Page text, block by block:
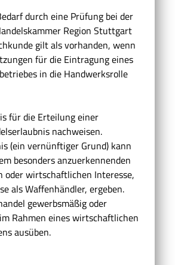
durch eine Prüfung bei der
Region Stuttgart
gilt als vorhanden, wenn
für die Eintragung eines
in die Handwerksrolle
für die Erteilung einer
nachweisen.
(ein vernünftiger Grund) kann
besonders anzuerkennenden
oder wirtschaftlichen Interesse,
als Waffenhändler, ergeben.
gewerbsmäßig oder
Rahmen eines wirtschaftlichen
ausüben.